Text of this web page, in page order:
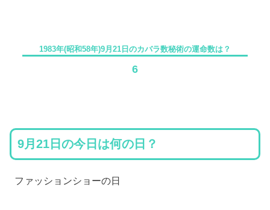
1983年(昭和58年)9月21日のカバラ数秘術の運命数は？
6
9月21日の今日は何の日？
ファッションショーの日